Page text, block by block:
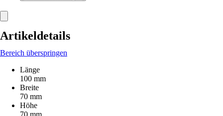
Artikeldetails
Bereich überspringen
Länge
100 mm
Breite
70 mm
Höhe
70 mm